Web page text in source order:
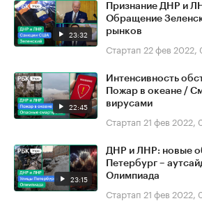
23:32
Признание ДНР и
Обращение
рынков
Стартап 22 фев 2022,
22:45
Интенсивность
Пожар в океане /
вирусами
Стартап 21 фев 2022,
23:15
ДНР и ЛНР: новые
Петербург –
Олимпиада
Стартап 21 фев 2022,